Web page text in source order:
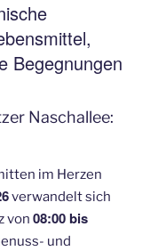
Begegnungen
Naschallee:
im Herzen
verwandelt sich
von 08:00 bis
und